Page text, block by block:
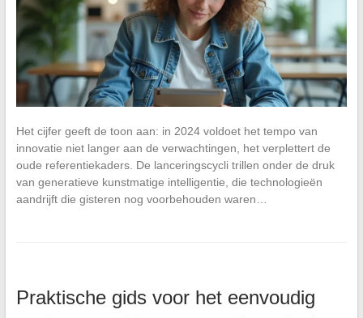
Het cijfer geeft de toon aan: in 2024 voldoet het tempo van
innovatie niet langer aan de verwachtingen, het verplettert de
oude referentiekaders. De lanceringscycli trillen onder de druk
van generatieve kunstmatige intelligentie, die technologieën
aandrijft die gisteren nog voorbehouden waren…
Praktische gids voor het eenvoudig